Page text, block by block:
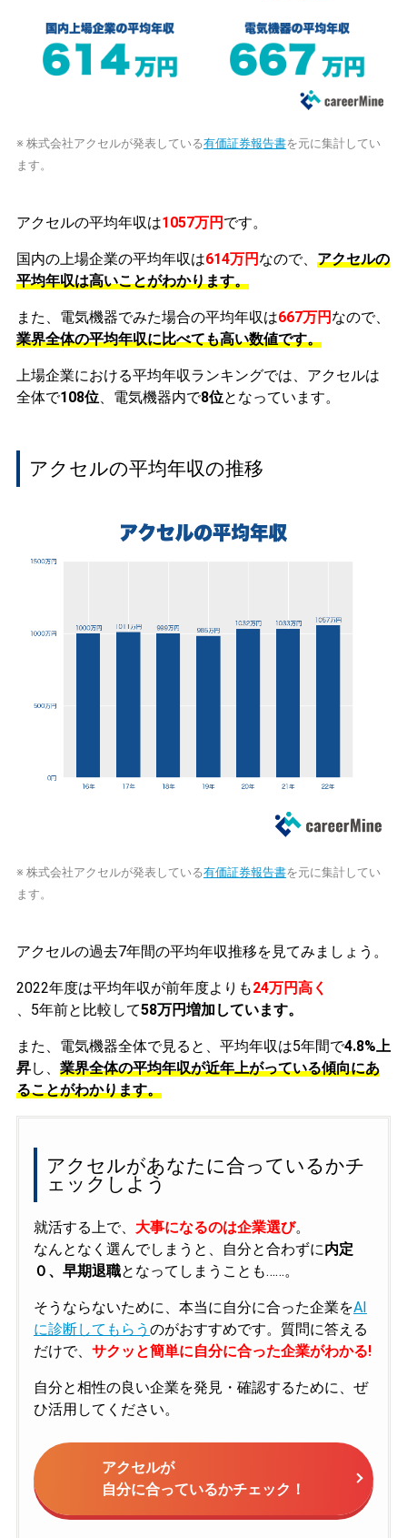
※ 株式会社アクセルが発表している有価証券報告書を元に集計してい
ます。
アクセルの平均年収は1057万円 です。
国内の上場企業の平均年収は614万円 なので、 アクセルの
平均年収は高いことがわかります。
また、電気機器でみた場合の平均年収は667万円 なので、
業界全体の平均年収に比べても高い数値です。
上場企業における平均年収ランキングでは、アクセルは
全体で108位、電気機器内で8位となっています。
アクセルの平均年収の推移
※ 株式会社アクセルが発表している有価証券報告書を元に集計してい
ます。
アクセルの過去7年間の平均年収推移を見てみましょう。
2022年度は平均年収が前年度よりも24万円高く
、5年前と比較して58万円増加しています。
また、電気機器全体で見ると、平均年収は5年間で4.8%上
昇し、 業界全体の平均年収が近年上がっている傾向にあ
ることがわかります。
アクセルがあなたに合っているかチ
ェックしよう
就活する上で、 大事になるのは企業選び。
なんとなく選んでしまうと、自分と合わずに内定
０、早期退職となってしまうことも……。
そうならないために、本当に自分に合った企業をAI
に診断してもらう のがおすすめです。質問に答える
だけで、 サクッと簡単に自分に合った企業がわかる!
自分と相性の良い企業を発見・確認するために、ぜ
ひ活用してください。
アクセルが
自分に合っているかチェック！